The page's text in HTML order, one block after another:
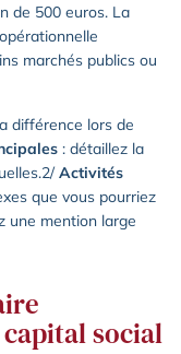
de 500 euros. La
marchés publics ou
différence lors de
: détaillez la
Activités
que vous pourriez
une mention large
social